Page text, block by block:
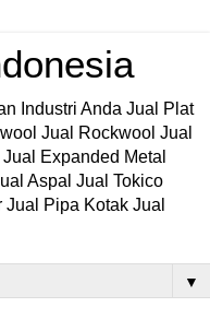
Industri Anda Jual Plat
Jual Rockwool Jual
Expanded Metal
Aspal Jual Tokico
Pipa Kotak Jual
▼